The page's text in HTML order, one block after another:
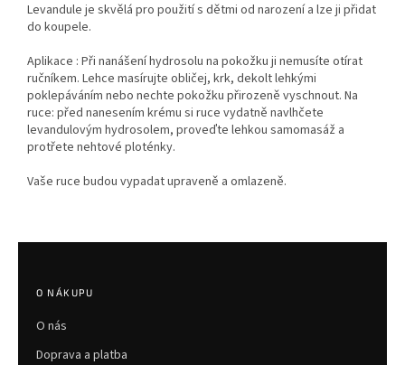
Levandule je skvělá pro použití s ​​dětmi od narození a lze ji přidat
do koupele.
Aplikace : Při nanášení hydrosolu na pokožku ji nemusíte otírat
ručníkem. Lehce masírujte obličej, krk, dekolt lehkými
poklepáváním nebo nechte pokožku přirozeně vyschnout. Na
ruce: před nanesením krému si ruce vydatně navlhčete
levandulovým hydrosolem, proveďte lehkou samomasáž a
protřete nehtové ploténky.
Vaše ruce budou vypadat upraveně a omlazeně.
O NÁKUPU
O nás
Doprava a platba